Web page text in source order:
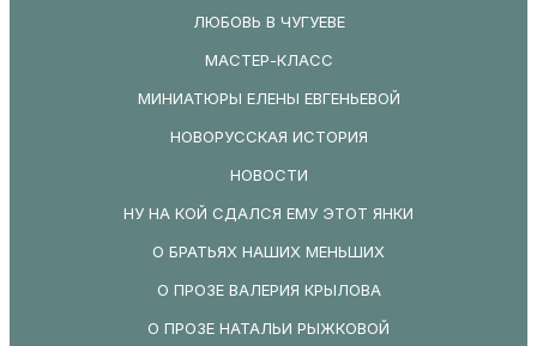
ЛЮБОВЬ В ЧУГУЕВЕ
МАСТЕР-КЛАСС
МИНИАТЮРЫ ЕЛЕНЫ ЕВГЕНЬЕВОЙ
НОВОРУССКАЯ ИСТОРИЯ
НОВОСТИ
НУ НА КОЙ СДАЛСЯ ЕМУ ЭТОТ ЯНКИ
О БРАТЬЯХ НАШИХ МЕНЬШИХ
О ПРОЗЕ ВАЛЕРИЯ КРЫЛОВА
О ПРОЗЕ НАТАЛЬИ РЫЖКОВОЙ